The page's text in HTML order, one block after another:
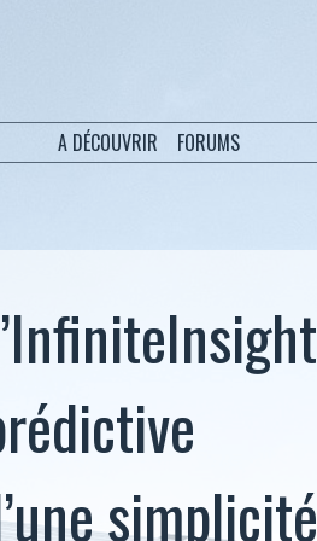
A DÉCOUVRIR FORUMS
simplicité